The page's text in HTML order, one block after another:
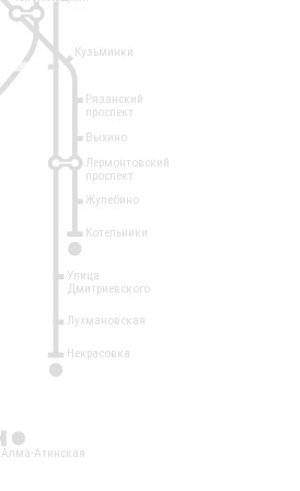
Кузьминки
Рязанский
проспект
Выхино
Лермонтовский
проспект
Жулебино
Котельники
Алма-Атинская
Улица
Дмитриевского
Лухмановская
Некрасовка